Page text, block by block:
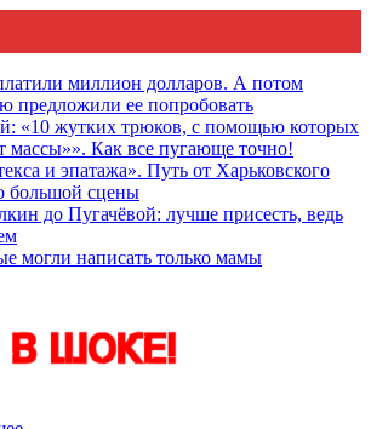
миллион долларов. А потом
предложили ее попробовать
«10 жутких трюков, с помощью которых
массы»». Как все пугающе точно!
и эпатажа». Путь от Харьковского
большой сцены
до Пугачёвой: лучше присесть, ведь
могли написать только мамы